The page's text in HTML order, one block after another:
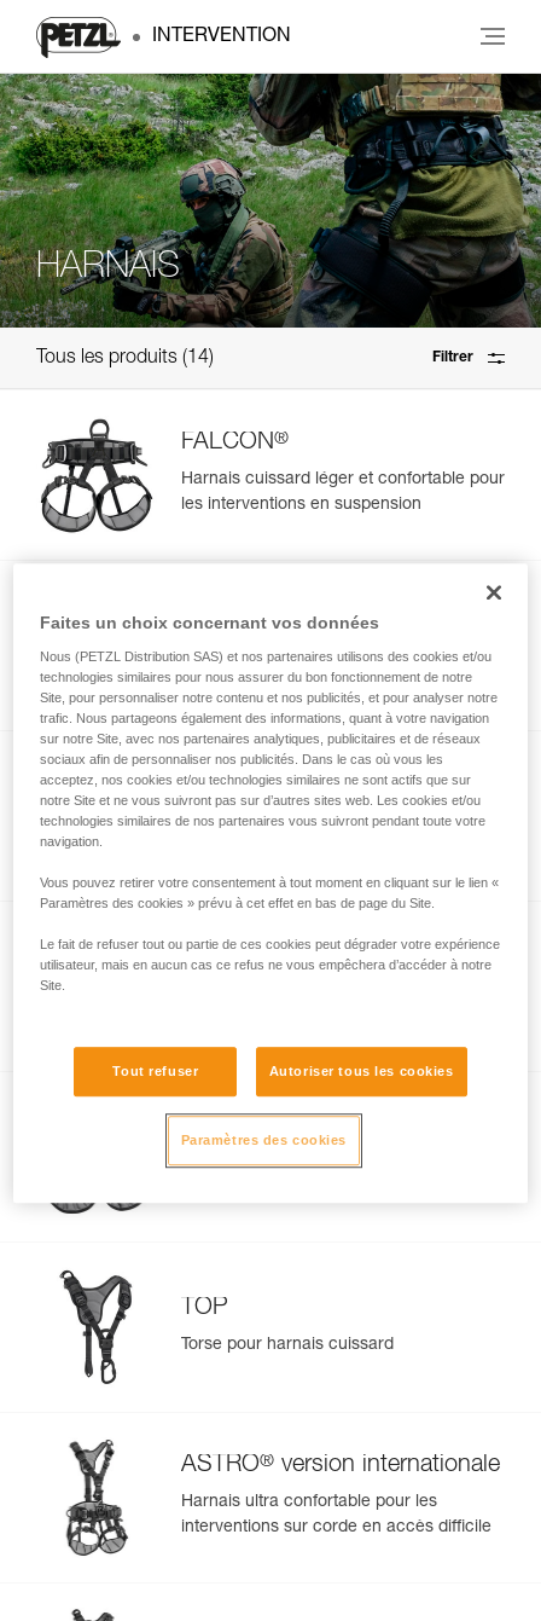
INTERVENTION
HARNAIS
Tous les produits 14 Filtrer
FALCON®
Harnais cuissard léger et confortable pour
les interventions en suspension
pour les interventions en technique
CHEST'AIR
Torse pour harnais cuissards
ASPIC
AVAO®SIT
Harnais cuissard confortable de maintien
TOP
Torse pour harnais cuissard
ASTRO® version internationale
Harnais ultra confortable pour les
interventions sur corde en accès difficile
Faites un choix concernant vos données
Nous (PETZL Distribution SAS) et nos partenaires utilisons des cookies et/ou
technologies similaires pour nous assurer du bon fonctionnement de notre
Site, pour personnaliser notre contenu et nos publicités, et pour analyser notre
trafic. Nous partageons également des informations, quant à votre navigation
sur notre Site, avec nos partenaires analytiques, publicitaires et de réseaux
sociaux afin de personnaliser nos publicités. Dans le cas où vous les
acceptez, nos cookies et/ou technologies similaires ne sont actifs que sur
notre Site et ne vous suivront pas sur d’autres sites web. Les cookies et/ou
technologies similaires de nos partenaires vous suivront pendant toute votre
navigation.
Vous pouvez retirer votre consentement à tout moment en cliquant sur le lien «
Paramètres des cookies » prévu à cet effet en bas de page du Site.
Le fait de refuser tout ou partie de ces cookies peut dégrader votre expérience
utilisateur, mais en aucun cas ce refus ne vous empêchera d’accéder à notre
Site.
Tout refuser Autoriser tous les cookies
Paramètres des cookies